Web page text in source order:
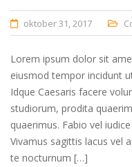
oktober 31, 2017
Lorem ipsum dolor sit
eiusmod tempor incidunt
Idque Caesaris facere
studiorum, prodita
quaerimus. Fabio vel
Vivamus sagittis lacus vel
te nocturnum […]